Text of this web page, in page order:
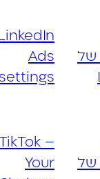
LinkedIn
Ads
settings
TikTok –
Your